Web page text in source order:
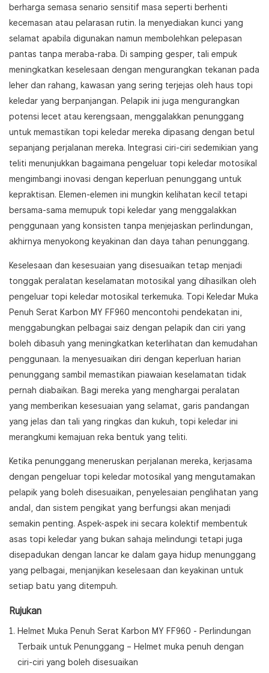
berharga semasa senario sensitif masa seperti berhenti
kecemasan atau pelarasan rutin. Ia menyediakan kunci yang
selamat apabila digunakan namun membolehkan pelepasan
pantas tanpa meraba-raba. Di samping gesper, tali empuk
meningkatkan keselesaan dengan mengurangkan tekanan pada
leher dan rahang, kawasan yang sering terjejas oleh haus topi
keledar yang berpanjangan. Pelapik ini juga mengurangkan
potensi lecet atau kerengsaan, menggalakkan penunggang
untuk memastikan topi keledar mereka dipasang dengan betul
sepanjang perjalanan mereka. Integrasi ciri-ciri sedemikian yang
teliti menunjukkan bagaimana pengeluar topi keledar motosikal
mengimbangi inovasi dengan keperluan penunggang untuk
kepraktisan. Elemen-elemen ini mungkin kelihatan kecil tetapi
bersama-sama memupuk topi keledar yang menggalakkan
penggunaan yang konsisten tanpa menjejaskan perlindungan,
akhirnya menyokong keyakinan dan daya tahan penunggang.
Keselesaan dan kesesuaian yang disesuaikan tetap menjadi
tonggak peralatan keselamatan motosikal yang dihasilkan oleh
pengeluar topi keledar motosikal terkemuka. Topi Keledar Muka
Penuh Serat Karbon MY FF960 mencontohi pendekatan ini,
menggabungkan pelbagai saiz dengan pelapik dan ciri yang
boleh dibasuh yang meningkatkan keterlihatan dan kemudahan
penggunaan. Ia menyesuaikan diri dengan keperluan harian
penunggang sambil memastikan piawaian keselamatan tidak
pernah diabaikan. Bagi mereka yang menghargai peralatan
yang memberikan kesesuaian yang selamat, garis pandangan
yang jelas dan tali yang ringkas dan kukuh, topi keledar ini
merangkumi kemajuan reka bentuk yang teliti.
Ketika penunggang meneruskan perjalanan mereka, kerjasama
dengan pengeluar topi keledar motosikal yang mengutamakan
pelapik yang boleh disesuaikan, penyelesaian penglihatan yang
andal, dan sistem pengikat yang berfungsi akan menjadi
semakin penting. Aspek-aspek ini secara kolektif membentuk
asas topi keledar yang bukan sahaja melindungi tetapi juga
disepadukan dengan lancar ke dalam gaya hidup menunggang
yang pelbagai, menjanjikan keselesaan dan keyakinan untuk
setiap batu yang ditempuh.
Rujukan
Helmet Muka Penuh Serat Karbon MY FF960 - Perlindungan
Terbaik untuk Penunggang – Helmet muka penuh dengan
ciri-ciri yang boleh disesuaikan